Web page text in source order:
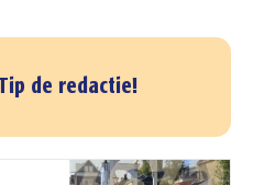
de redactie!